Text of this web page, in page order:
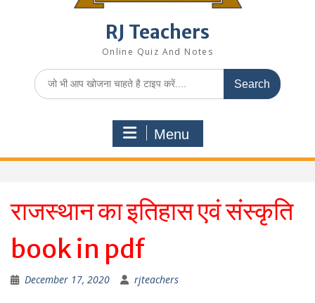
RJ Teachers
Online Quiz And Notes
Search
for:
Menu
राजस्थान का इतिहास एवं संस्कृति
book in pdf
December 17, 2020 rjteachers